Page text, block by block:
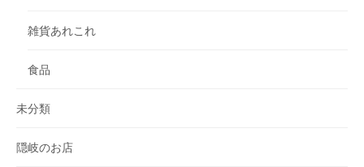
雑貨あれこれ
食品
未分類
隠岐のお店